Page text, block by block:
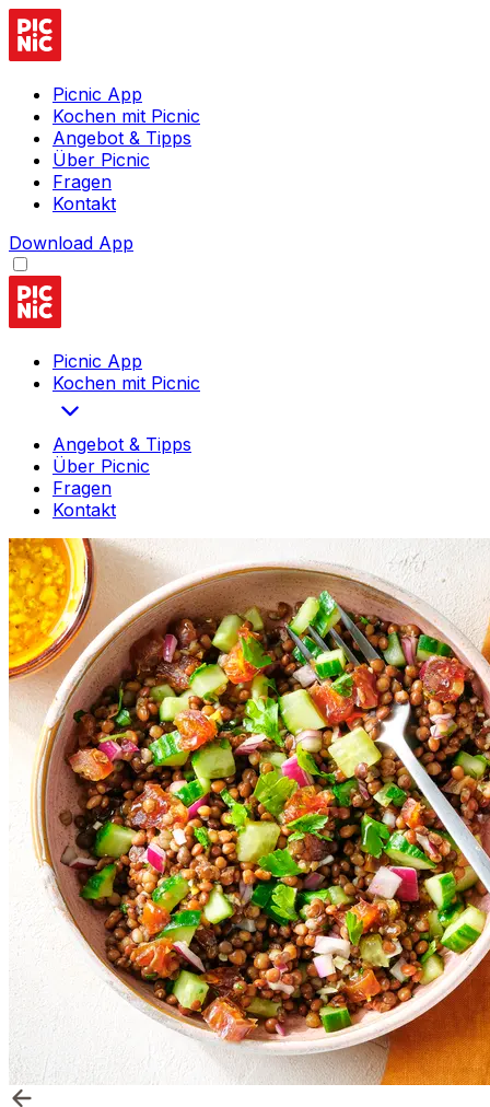
Picnic App
Kochen mit Picnic
Angebot & Tipps
Über Picnic
Fragen
Kontakt
Download App
Picnic App
Kochen mit Picnic
Angebot & Tipps
Über Picnic
Fragen
Kontakt